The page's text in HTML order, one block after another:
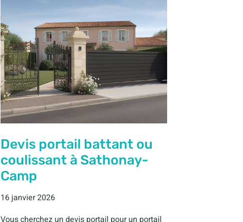
Devis portail battant ou
coulissant à Sathonay-
Camp
16 janvier 2026
Vous cherchez un devis portail pour un portail